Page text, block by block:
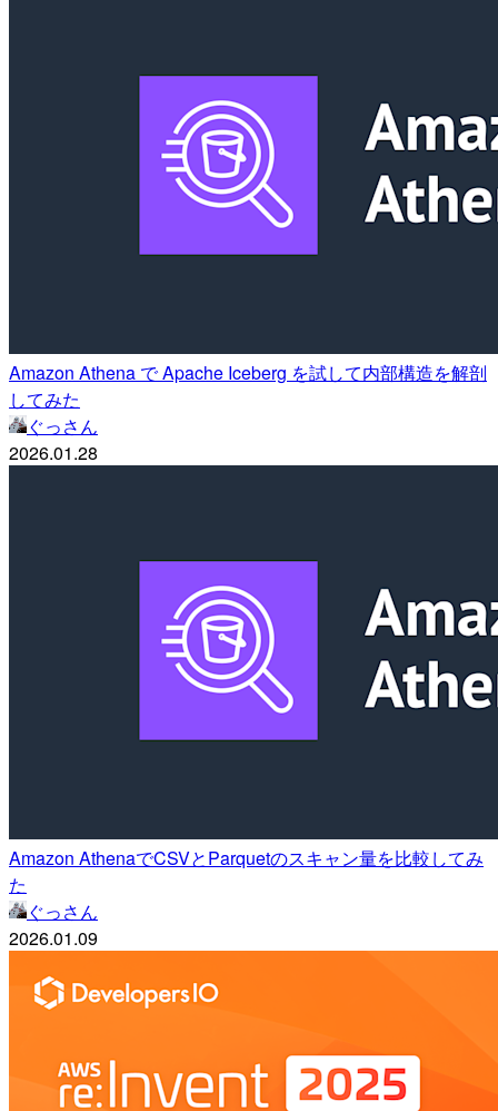
Amazon Athena で Apache Iceberg を試して内部構造を解剖
してみた
ぐっさん
2026.01.28
Amazon AthenaでCSVとParquetのスキャン量を比較してみ
た
ぐっさん
2026.01.09